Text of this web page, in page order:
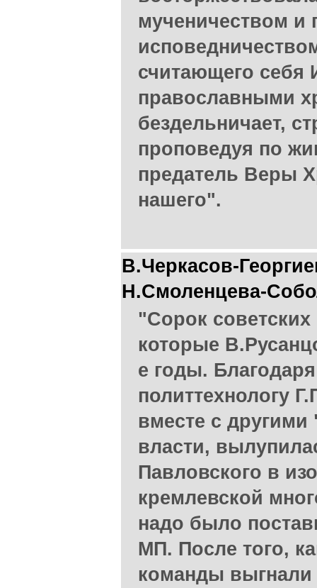
мученичеством и
считающего себя
православными
бездельничает,
проповедуя по
предатель Веры
нашего".
В.Черкасов-
Н.Смоленцева-
"Сорок
которые
е годы.
политтехнологу
вместе с
власти,
Павловского в
кремлевской
надо было
МП. После того,
команды выгнали